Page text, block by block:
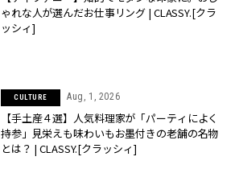
ゃれな人が選んだお仕事リング | CLASSY.[クラ
ッシィ]
CULTURE Aug, 1, 2026
【手土産４選】人気料理家が「パーティによく
持参」見栄えも味わいもお墨付きの老舗の名物
とは？ | CLASSY.[クラッシィ]